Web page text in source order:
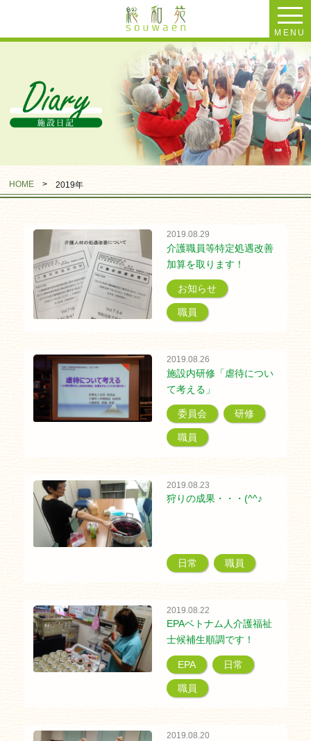
MENU
HOME >2019年
2019.08.29
介護職員等特定処遇改善
加算を取ります！
お知らせ
職員
2019.08.26
施設内研修「虐待につい
て考える」
委員会 研修
職員
2019.08.23
狩りの成果・・・(^^♪
日常 職員
2019.08.22
EPAベトナム人介護福祉
士候補生順調です！
EPA 日常
職員
2019.08.20